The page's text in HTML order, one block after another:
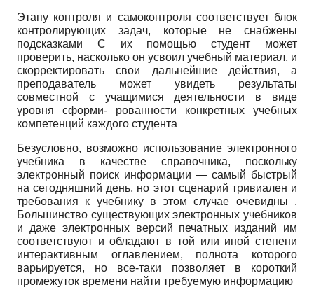
Этапу контроля и самоконтроля соответствует блок
контролирующих задач, которые не снабжены
подсказками С их помощью студент может
проверить, насколько он усвоил учебный материал, и
скорректировать свои дальнейшие действия, а
преподаватель может увидеть результаты
совместной с учащимися деятельности в виде
уровня сформи- рованности конкретных учебных
компетенций каждого студента
Безусловно, возможно использование электронного
учебника в качестве справочника, поскольку
электронный поиск информации — самый быстрый
на сегодняшний день, но этот сценарий тривиален и
требования к учебнику в этом случае очевидны .
Большинство существующих электронных учебников
и даже электронных версий печатных изданий им
соответствуют и обладают в той или иной степени
интерактивным оглавлением, полнота которого
варьируется, но все-таки позволяет в короткий
промежуток времени найти требуемую информацию